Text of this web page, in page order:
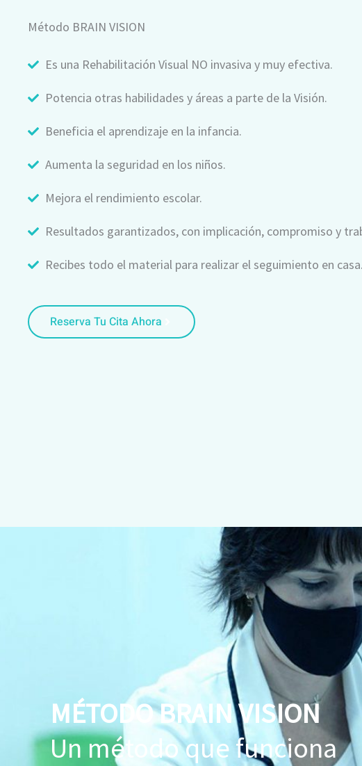
Método BRAIN VISION
Es una Rehabilitación Visual NO invasiva y muy efectiva.
Potencia otras habilidades y áreas a parte de la Visión.
Beneficia el aprendizaje en la infancia.
Aumenta la seguridad en los niños.
Mejora el rendimiento escolar.
Resultados garantizados, con implicación, compromiso y
Recibes todo el material para realizar el seguimiento en casa.
Reserva Tu Cita Ahora
MÉTODO BRAIN VISION
Un método que funciona